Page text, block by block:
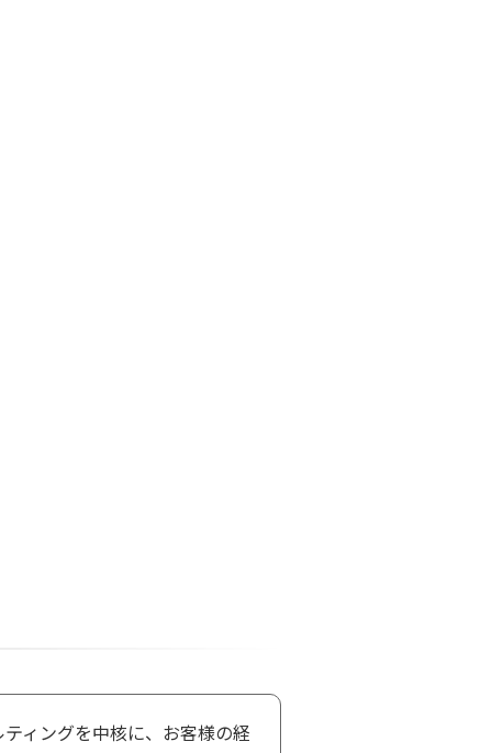
ィングを中核に、お客様の経